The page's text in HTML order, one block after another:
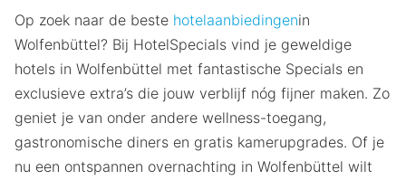
Op zoek naar de beste hotelaanbiedingenin
Wolfenbüttel? Bij HotelSpecials vind je geweldige
hotels in Wolfenbüttel met fantastische Specials en
exclusieve extra’s die jouw verblijf nóg fijner maken. Zo
geniet je van onder andere wellness-toegang,
gastronomische diners en gratis kamerupgrades. Of je
nu een ontspannen overnachting in Wolfenbüttel wilt